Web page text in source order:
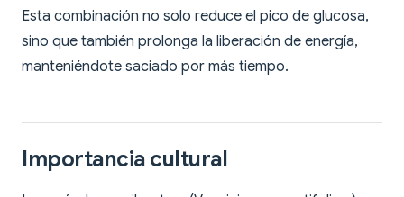
Esta combinación no solo reduce el pico de glucosa,
sino que también prolonga la liberación de energía,
manteniéndote saciado por más tiempo.
Importancia cultural